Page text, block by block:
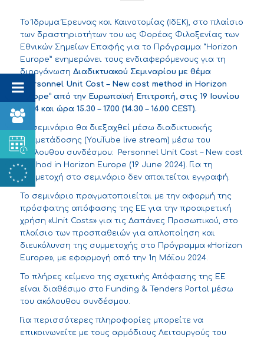
To Ίδρυμα Έρευνας και Καινοτομίας (ΙδΕΚ), στο πλαίσιο
των δραστηριοτήτων του ως Φορέας Φιλοξενίας των
Εθνικών Σημείων Επαφής για το Πρόγραμμα “Horizon
Europe” ενημερώνει τους ενδιαφερόμενους για τη
διοργάνωση Διαδικτυακού Σεμιναρίου με θέμα
“Personnel Unit Cost – New cost method in Horizon
Europe” από την Ευρωπαϊκή Επιτροπή, στις 19 Ιουνίου
2024 και ώρα 15.30 – 17.00 (14.30 – 16.00 CEST).
Το σεμινάριο θα διεξαχθεί μέσω διαδικτυακής
αναμετάδοσης (YouTube live stream) μέσω του
ακόλουθου συνδέσμου:
Personnel Unit Cost – New cost
method in Horizon Europe (19 June 2024). Για τη
συμμετοχή στο σεμινάριο δεν απαιτείται εγγραφή.
Το σεμινάριο πραγματοποιείται με την αφορμή της
πρόσφατης απόφασης της ΕΕ για την προαιρετική
χρήση «Unit Costs» για τις Δαπάνες Προσωπικού, στο
πλαίσιο των προσπαθειών για απλοποίηση και
διευκόλυνση της συμμετοχής στο Πρόγραμμα «Horizon
Europe», με εφαρμογή από την 1η Μάϊου 2024.
Το πλήρες κείμενο της σχετικής Απόφασης της ΕΕ
είναι διαθέσιμο στο Funding & Tenders Portalμέσω
του ακόλουθου συνδέσμου.
Για περισσότερες πληροφορίες μπορείτε να
επικοινωνείτε με τους αρμόδιους Λειτουργούς του